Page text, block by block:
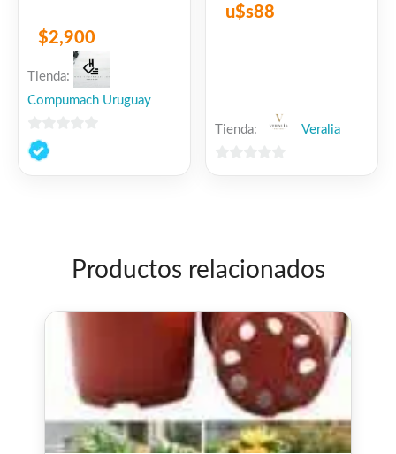
$2,900
Tienda:
Compumach Uruguay
0
de
u$s88
Tienda: Veralia
Productos relacionados